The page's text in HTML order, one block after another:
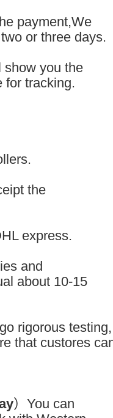
payment,We
or three days.
show you the
for tracking.
the
express.
and
about 10-15
rigorous testing,
that custores
）You can